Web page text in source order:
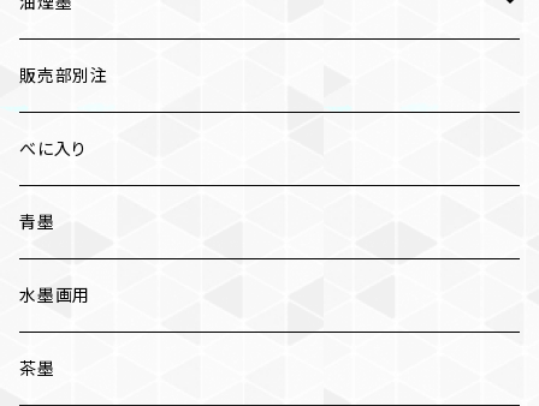
漆墨
紅花墨 各種
三ツ星
五ツ星
かな用
写経用
条幅用
販売部別注
べに入り
青墨
水墨画用
茶墨